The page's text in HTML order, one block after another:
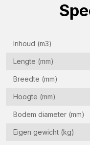
Inhoud (m3)
Lengte (mm)
Breedte (mm)
Hoogte (mm)
Bodem diameter (mm)
Eigen gewicht (kg)
(Vereist)
Land
(Vereist)
Woonplaats
(Vereist)
Vraag